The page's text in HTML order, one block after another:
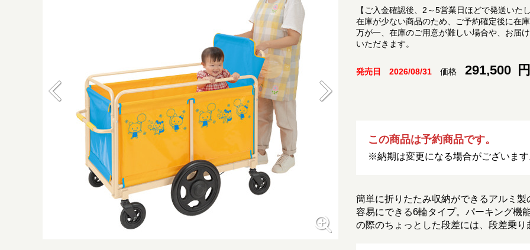
【ご入金確認後、2～5営業日ほどで発送いた
在庫が少ない商品のため、ご予約確定後に在
万が一、在庫のご用意が難しい場合や、お届
いただきます。
発売日 2026/08/31 価格 291,500
この商品は予約商品です。
※納期は変更になる場合がございま
簡単に折りたたみ収納ができるアルミ
容易にできる6輪タイプ。パーキング機
の際のちょっとした段差には、段差乗